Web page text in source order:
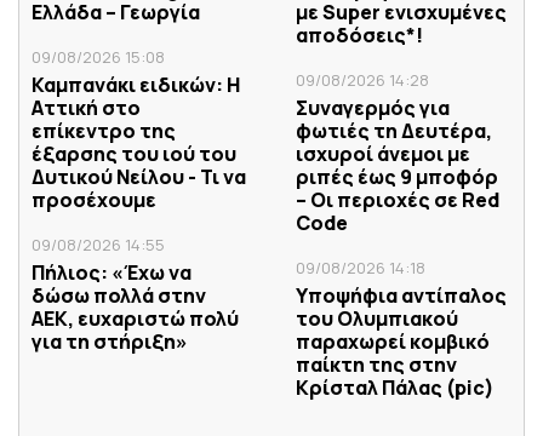
Ελλάδα – Γεωργία
09/08/2026 15:08
Καμπανάκι ειδικών: Η
Αττική στο
επίκεντρο της
έξαρσης του ιού του
Δυτικού Νείλου - Τι να
προσέχουμε
09/08/2026 14:55
Πήλιος: «Έχω να
δώσω πολλά στην
ΑΕΚ, ευχαριστώ πολύ
για τη στήριξη»
με Super ενισχυμένες
αποδόσεις*!
09/08/2026 14:28
Συναγερμός για
φωτιές τη Δευτέρα,
ισχυροί άνεμοι με
ριπές έως 9 μποφόρ
– Οι περιοχές σε Red
Code
09/08/2026 14:18
Υποψήφια αντίπαλος
του Ολυμπιακού
παραχωρεί κομβικό
παίκτη της στην
Κρίσταλ Πάλας (pic)